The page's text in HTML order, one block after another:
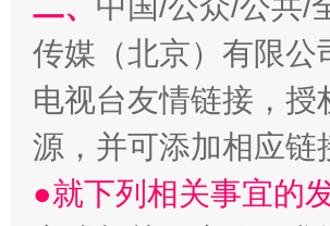
传媒（北京）有限公
电视台友情链接，
源，并可添加相应链
●就下列相关事宜的